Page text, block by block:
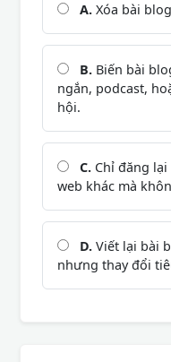
A. Xóa bài
B. Biến bài
ngắn, podcast,
hội.
C. Chỉ đăng
web khác mà
D. Viết lại bài
nhưng thay đổi